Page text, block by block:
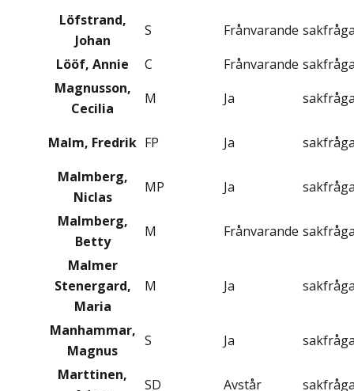
Löfstrand,
Johan
S Frånvarande
Lööf, Annie
C Frånvarande
Magnusson,
Cecilia
M Ja
Malm, Fredrik FP Ja
Malmberg,
Niclas
MP Ja
Malmberg,
Betty
M Frånvarande
Malmer
Stenergard,
Maria
M Ja
Manhammar,
Magnus
S Ja
Marttinen,
SD Avstår